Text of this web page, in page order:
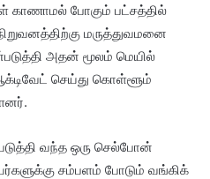
காணாமல் போகும் பட்சத்தில்
மருத்துவமனை
அதன் மூலம் மெயில்
செய்து கொள்ளூம்
வந்த ஒரு செல்போன்
சம்பளம் போடும் வங்கிக்